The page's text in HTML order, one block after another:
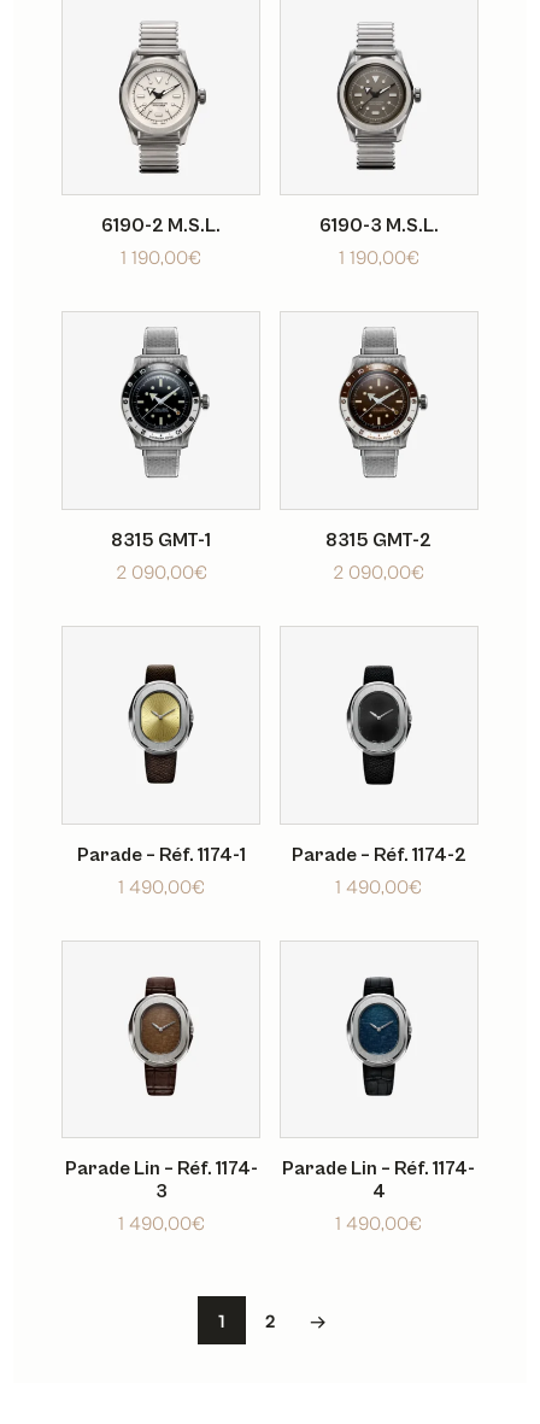
6190-2 M.S.L.
1 190,00€
6190-3 M.S.L.
1 190,00€
8315 GMT-1
2 090,00€
8315 GMT-2
2 090,00€
Parade – Réf. 1174-1
1 490,00€
Parade – Réf. 1174-2
1 490,00€
Parade Lin – Réf. 1174-
3
1 490,00€
Parade Lin – Réf. 1174-
4
1 490,00€
1 2 →